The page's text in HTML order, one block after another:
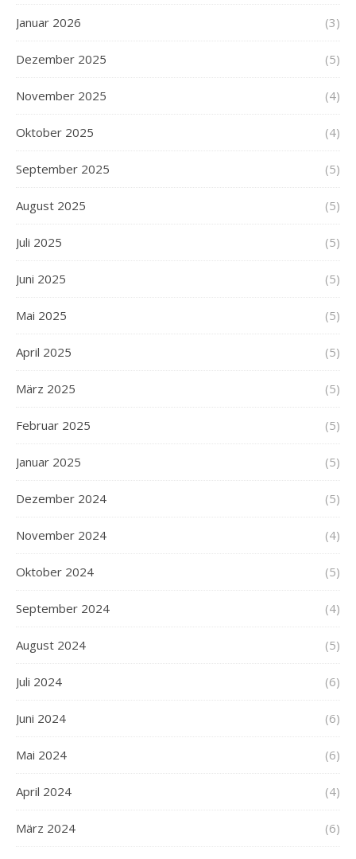
Januar 2026 (3)
Dezember 2025 (5)
November 2025 (4)
Oktober 2025 (4)
September 2025 (5)
August 2025 (5)
Juli 2025 (5)
Juni 2025 (5)
Mai 2025 (5)
April 2025 (5)
März 2025 (5)
Februar 2025 (5)
Januar 2025 (5)
Dezember 2024 (5)
November 2024 (4)
Oktober 2024 (5)
September 2024 (4)
August 2024 (5)
Juli 2024 (6)
Juni 2024 (6)
Mai 2024 (6)
April 2024 (4)
März 2024 (6)